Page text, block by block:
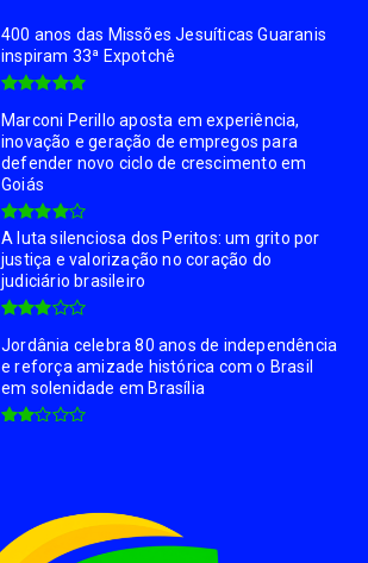
400 anos das Missões Jesuíticas Guaranis
inspiram 33ª Expotchê
Marconi Perillo aposta em experiência,
inovação e geração de empregos para
defender novo ciclo de crescimento em
Goiás
A luta silenciosa dos Peritos: um grito por
justiça e valorização no coração do
judiciário brasileiro
Jordânia celebra 80 anos de independência
e reforça amizade histórica com o Brasil
em solenidade em Brasília